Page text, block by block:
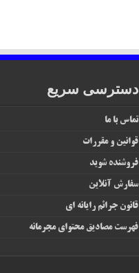
دسترسی سریع
تماس با ما
قوانین و مقررات
فروشنده شوید
سفارش آنلاین
قانون جرائم رایانه‌ ای
فهرست مصادیق محتوای مجرمانه